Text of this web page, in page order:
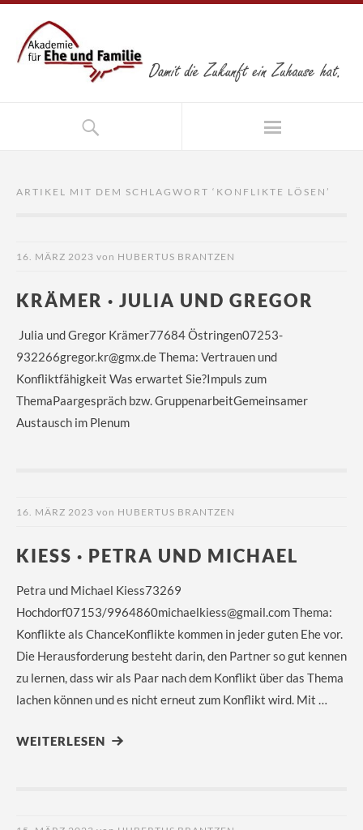
ARTIKEL MIT DEM SCHLAGWORT ‘ KONFLIKTE LÖSEN ’
16. MÄRZ 2023 von HUBERTUS BRANTZEN
KRÄMER · JULIA UND GREGOR
Julia und Gregor Krämer77684 Östringen07253-
932266gregor.kr@gmx.de Thema: Vertrauen und
Konfliktfähigkeit Was erwartet Sie?Impuls zum
ThemaPaargespräch bzw. GruppenarbeitGemeinsamer
Austausch im Plenum
16. MÄRZ 2023 von HUBERTUS BRANTZEN
KIESS · PETRA UND MICHAEL
Petra und Michael Kiess73269
Hochdorf07153/9964860michaelkiess@gmail.com Thema:
Konflikte als ChanceKonflikte kommen in jeder guten Ehe vor.
Die Herausforderung besteht darin, den Partner so gut kennen
zu lernen, dass wir als Paar nach dem Konflikt über das Thema
lachen können und es nicht erneut zum Konflikt wird. Mit …
WEITERLESEN